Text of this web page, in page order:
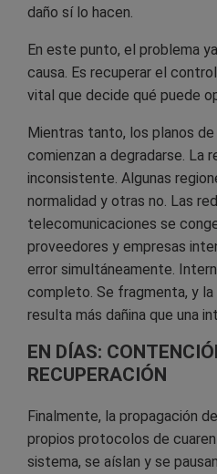
daño sí lo hacen.
En este punto, el problema
causa. Es recuperar el
vital que decide qué puede
Mientras tanto, los planos
comienzan a degradarse. La
inconsistente. Algunas
normalidad y otras no. Las
telecomunicaciones se
proveedores y empresas
error simultáneamente.
completo. Se fragmenta, y
resulta más dañina que una
EN DÍAS:
RECUPERACIÓN
Finalmente, la propagación
propios protocolos de
sistema, se aíslan y se